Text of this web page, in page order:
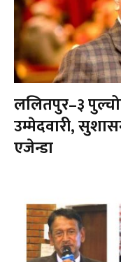
ललितपुर–३
उम्मेदवारी,
एजेन्डा